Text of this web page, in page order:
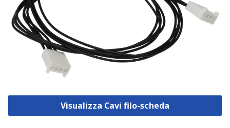
Visualizza Cavi filo-scheda